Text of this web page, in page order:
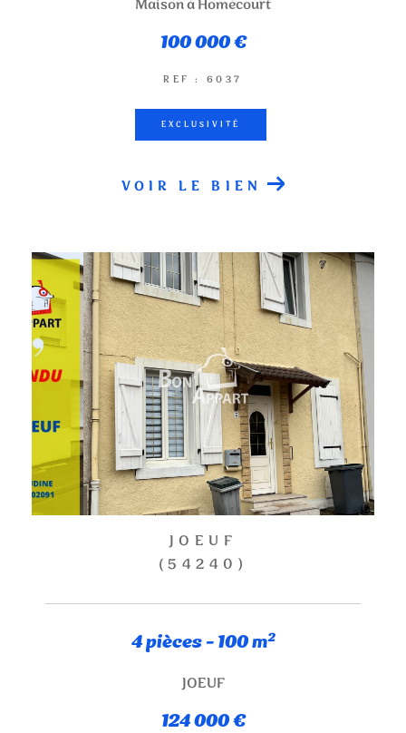
Maison à Homécourt
100 000 €
REF : 6037
EXCLUSIVITÉ
VOIR LE BIEN
JOEUF
(54240)
4 pièces - 100 m²
JOEUF
124 000 €